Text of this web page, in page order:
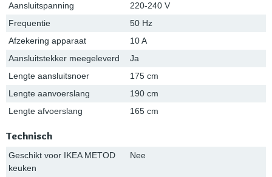
Aansluitspanning
220-240 V
Frequentie
50 Hz
Afzekering apparaat
10 A
Aansluitstekker meegeleverd
Ja
Lengte aansluitsnoer
175 cm
Lengte aanvoerslang
190 cm
Lengte afvoerslang
165 cm
Technisch
Geschikt voor IKEA METOD
keuken
Nee